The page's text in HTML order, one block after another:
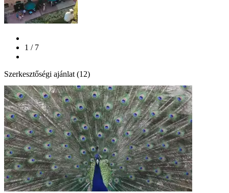
1 / 7
Szerkesztőségi ajánlat (12)